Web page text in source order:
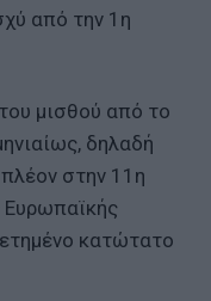
από την 1η
μισθού από το
δηλαδή
στην 11η
κατώτατο